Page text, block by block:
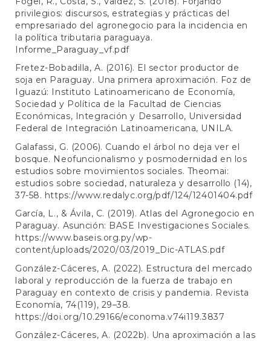
privilegios: discursos, estrategias y prácticas del
empresariado del agronegocio para la incidencia en
la política tributaria paraguaya.
Informe_Paraguay_vf.pdf
Fretez-Bobadilla, A. (2016). El sector productor de
soja en Paraguay. Una primera aproximación. Foz de
Iguazú: Instituto Latinoamericano de Economía,
Sociedad y Política de la Facultad de Ciencias
Económicas, Integración y Desarrollo, Universidad
Federal de Integración Latinoamericana, UNILA.
Galafassi, G. (2006). Cuando el árbol no deja ver el
bosque. Neofuncionalismo y posmodernidad en los
estudios sobre movimientos sociales. Theomai:
estudios sobre sociedad, naturaleza y desarrollo (14),
37-58. https://www.redalyc.org/pdf/124/12401404.pdf
García, L., & Ávila, C. (2019). Atlas del Agronegocio en
Paraguay. Asunción: BASE Investigaciones Sociales.
https://www.baseis.org.py/wp-
content/uploads/2020/03/2019_Dic-ATLAS.pdf
González-Cáceres, A. (2022). Estructura del mercado
laboral y reproducción de la fuerza de trabajo en
Paraguay en contexto de crisis y pandemia. Revista
Economía, 74(119), 29–38.
https://doi.org/10.29166/economa.v74i119.3837
González-Cáceres, A. (2022b). Una aproximación a las